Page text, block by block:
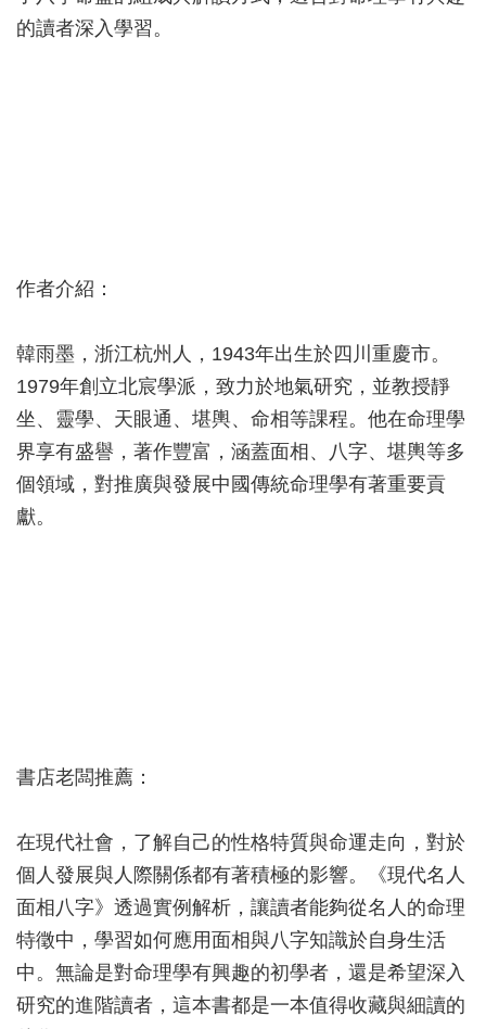
的讀者深入學習。
作者介紹：
韓雨墨，浙江杭州人，1943年出生於四川重慶市。
1979年創立北宸學派，致力於地氣研究，並教授靜
坐、靈學、天眼通、堪輿、命相等課程。他在命理學
界享有盛譽，著作豐富，涵蓋面相、八字、堪輿等多
個領域，對推廣與發展中國傳統命理學有著重要貢
獻。
書店老闆推薦：
在現代社會，了解自己的性格特質與命運走向，對於
個人發展與人際關係都有著積極的影響。《現代名人
面相八字》透過實例解析，讓讀者能夠從名人的命理
特徵中，學習如何應用面相與八字知識於自身生活
中。無論是對命理學有興趣的初學者，還是希望深入
研究的進階讀者，這本書都是一本值得收藏與細讀的